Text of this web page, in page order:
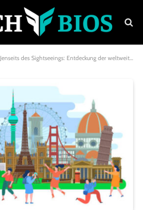
Jenseits des Sightseeings: Entdeckung der weltweit bereicherndsten Kulturreisen